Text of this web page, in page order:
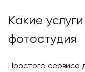
Какие
фотостудия
Простого сервиса